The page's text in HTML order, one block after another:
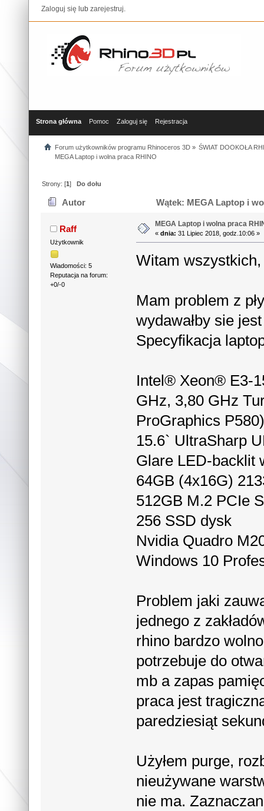
Zaloguj się lub zarejestruj.
Strona główna Pomoc Zaloguj się Rejestracja
Forum użytkowników programu Rhinoceros 3D» ŚWIAT DOOKOŁA
MEGA Laptop i wolna praca RHINO
Strony: [1]Do dołu
Autor Wątek: MEGA Laptop i
Raff
Użytkownik
Wiadomości: 5
Reputacja na forum:
+0/-0
MEGA Laptop i wolna praca
«dnia: 31 Lipiec 2018, godz.10:06 »
Witam wszystkich,
Mam problem z
wydawałby sie
Specyfikacja
Intel® Xeon® E3-
GHz, 3,80 GHz
ProGraphics
15.6` UltraSharp
Glare LED-backlit
64GB (4x16G)
512GB M.2 PCIe
256 SSD dysk
Nvidia Quadro
Windows 10
Problem jaki
jednego z
rhino bardzo
potrzebuje do
mb a zapas
praca jest
paredziesiąt
Użyłem purge,
nieużywane
nie ma.